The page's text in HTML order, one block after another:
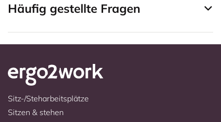
Häufig gestellte Fragen
Sitz-/Steharbeitsplätze
Sitzen & stehen